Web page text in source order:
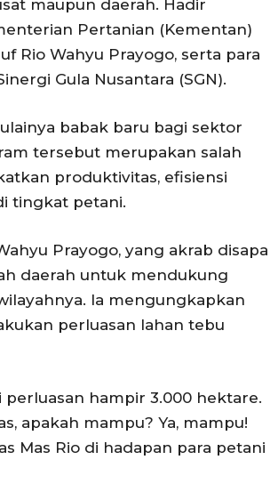
maupun daerah. Hadir
Pertanian (Kementan)
Rio Wahyu Prayogo, serta para
Gula Nusantara (SGN).
babak baru bagi sektor
tersebut merupakan salah
produktivitas, efisiensi
tingkat petani.
Prayogo, yang akrab disapa
daerah untuk mendukung
Ia mengungkapkan
perluasan lahan tebu
hampir 3.000 hektare.
apakah mampu? Ya, mampu!
Mas Rio di hadapan para petani